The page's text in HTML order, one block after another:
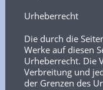
Urheberrecht
Die durch die
Werke auf diesen
Urheberrecht. Die
Verbreitung und
der Grenzen des